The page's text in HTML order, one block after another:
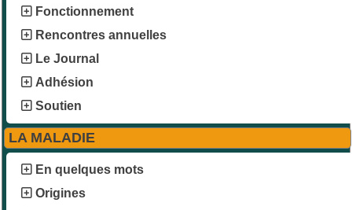
Fonctionnement
Rencontres annuelles
Le Journal
Adhésion
Soutien
LA MALADIE
En quelques mots
Origines